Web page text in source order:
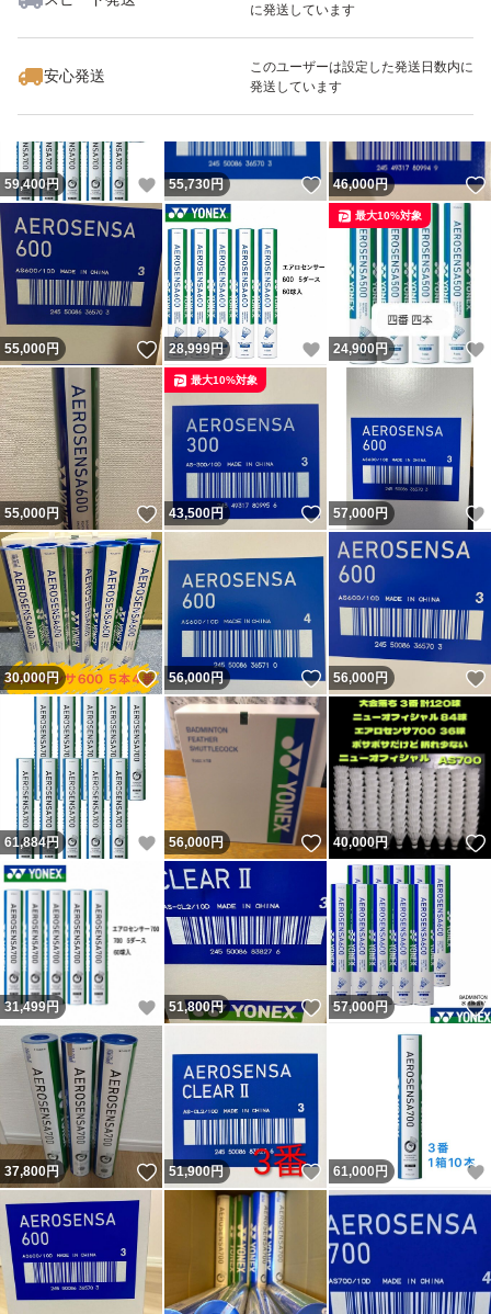
に発送しています
安心発送
このユーザーは設定した発送日数内に
発送しています
いいね！
55,000
59,400円 いいね！
55,730円 いいね！
46,000円
55,000円 いいね！
28,999円 いいね！
24,900円
最大10%対象
55,000円 いいね！
43,500円 いいね！
最大10%対象
57,000円
30,000円 いいね！
56,000円 いいね！
56,000円
61,884円 いいね！
56,000円 いいね！
40,000円
31,499円 いいね！
51,800円 いいね！
57,000円
37,800円 いいね！
51,900円 いいね！
61,000 円